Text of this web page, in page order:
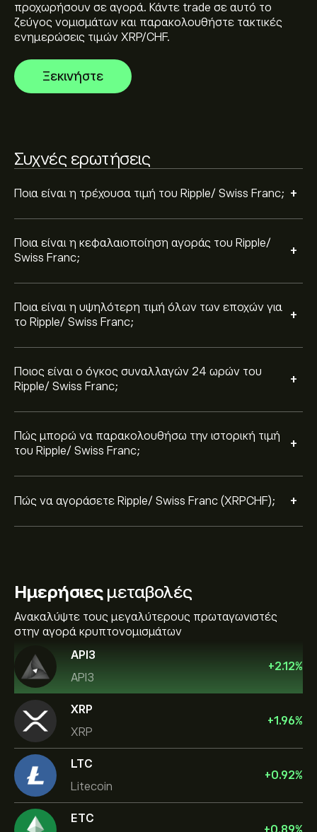
προχωρήσουν σε αγορά. Κάντε trade σε αυτό το
ζεύγος νομισμάτων και παρακολουθήστε τακτικές
ενημερώσεις τιμών XRP/CHF.
Ξεκινήστε
Συχνές ερωτήσεις
Ποια είναι η τρέχουσα τιμή του Ripple/ Swiss Franc; +
Ποια είναι η κεφαλαιοποίηση αγοράς του Ripple/
Swiss Franc;
+
Ποια είναι η υψηλότερη τιμή όλων των εποχών για
το Ripple/ Swiss Franc;
+
Το ιστορικό υψηλό του Ripple/ Swiss Franc είναι
3.0626‎CHF‎
Ποιος είναι ο όγκος συναλλαγών 24 ωρών του
Ripple/ Swiss Franc;
+
Το Ripple/ Swiss Franc έχει όγκο συναλλαγών 24
Πώς μπορώ να παρακολουθήσω την ιστορική τιμή
του Ripple/ Swiss Franc;
+
γράφημα της eToro και κάντε σμίκρυνση για να δείτε
τιμή του Ripple/ Swiss Franc κυμάνθηκε μεταξύ
Πώς να αγοράσετε Ripple/ Swiss Franc (XRPCHF); +
Για να αγοράσετε Ripple/ Swiss Franc, επισκεφθείτε
κεφάλαια, κάντε κλικ στο κουμπί "Trade" και επιλέξτε
πόσα Ripple/ Swiss Franc θέλετε να αγοράσετε.
αγοράσετε Ripple/ Swiss Franc (XRPCHF) σε
συγκεκριμένη τιμή στο μέλλον.
Ημερήσιεςμεταβολές
Ανακαλύψτε τους μεγαλύτερους πρωταγωνιστές
στην αγορά κρυπτονομισμάτων
API3
API3
+2.12%
XRP
XRP
+1.96%
LTC
Litecoin
+0.92%
ETC